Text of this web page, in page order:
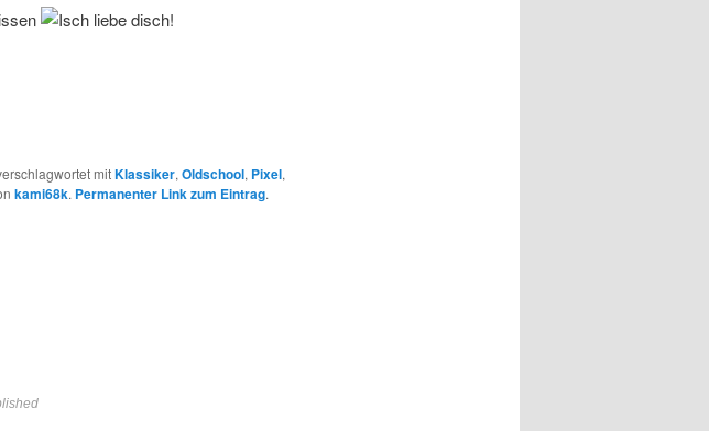
mitKlassiker, Oldschool, Pixel,
kami68k. Permanenter Link zum Eintrag.